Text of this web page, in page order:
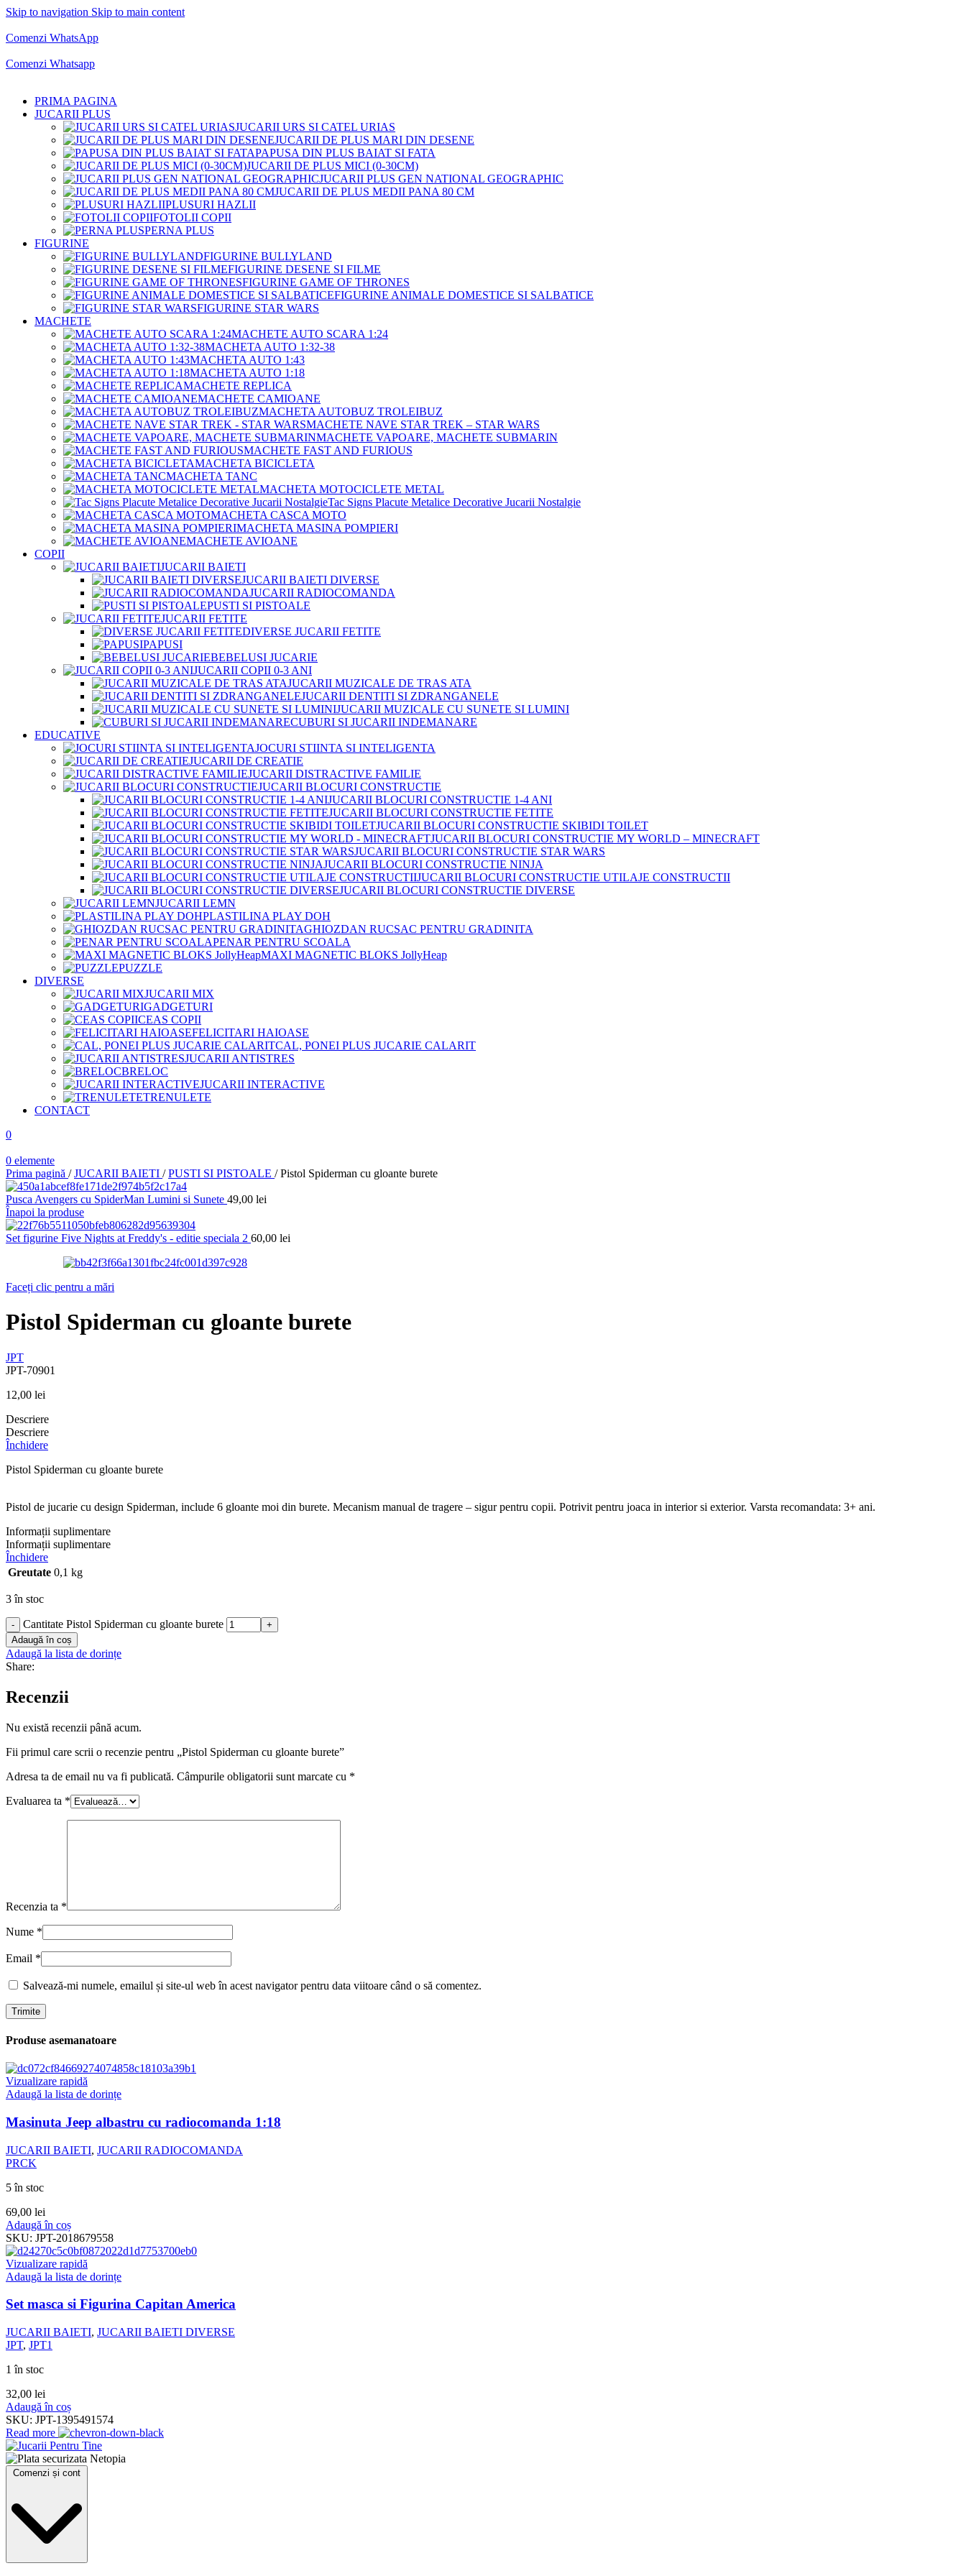
Skip to navigation Skip to main content
Comenzi WhatsApp
Comenzi Whatsapp
PRIMA PAGINA
JUCARII PLUS
JUCARII URS SI CATEL URIAS
JUCARII DE PLUS MARI DIN DESENE
PAPUSA DIN PLUS BAIAT SI FATA
JUCARII DE PLUS MICI (0-30CM)
JUCARII PLUS GEN NATIONAL GEOGRAPHIC
JUCARII DE PLUS MEDII PANA 80 CM
PLUSURI HAZLII
FOTOLII COPII
PERNA PLUS
FIGURINE
FIGURINE BULLYLAND
FIGURINE DESENE SI FILME
FIGURINE GAME OF THRONES
FIGURINE ANIMALE DOMESTICE SI SALBATICE
FIGURINE STAR WARS
MACHETE
MACHETE AUTO SCARA 1:24
MACHETA AUTO 1:32-38
MACHETA AUTO 1:43
MACHETA AUTO 1:18
MACHETE REPLICA
MACHETE CAMIOANE
MACHETA AUTOBUZ TROLEIBUZ
MACHETE NAVE STAR TREK – STAR WARS
MACHETE VAPOARE, MACHETE SUBMARIN
MACHETE FAST AND FURIOUS
MACHETA BICICLETA
MACHETA TANC
MACHETA MOTOCICLETE METAL
Tac Signs Placute Metalice Decorative Jucarii Nostalgie
MACHETA CASCA MOTO
MACHETA MASINA POMPIERI
MACHETE AVIOANE
COPII
JUCARII BAIETI
JUCARII BAIETI DIVERSE
JUCARII RADIOCOMANDA
PUSTI SI PISTOALE
JUCARII FETITE
DIVERSE JUCARII FETITE
PAPUSI
BEBELUSI JUCARIE
JUCARII COPII 0-3 ANI
JUCARII MUZICALE DE TRAS ATA
JUCARII DENTITI SI ZDRANGANELE
JUCARII MUZICALE CU SUNETE SI LUMINI
CUBURI SI JUCARII INDEMANARE
EDUCATIVE
JOCURI STIINTA SI INTELIGENTA
JUCARII DE CREATIE
JUCARII DISTRACTIVE FAMILIE
JUCARII BLOCURI CONSTRUCTIE
JUCARII BLOCURI CONSTRUCTIE 1-4 ANI
JUCARII BLOCURI CONSTRUCTIE FETITE
JUCARII BLOCURI CONSTRUCTIE SKIBIDI TOILET
JUCARII BLOCURI CONSTRUCTIE MY WORLD – MINECRAFT
JUCARII BLOCURI CONSTRUCTIE STAR WARS
JUCARII BLOCURI CONSTRUCTIE NINJA
JUCARII BLOCURI CONSTRUCTIE UTILAJE CONSTRUCTII
JUCARII BLOCURI CONSTRUCTIE DIVERSE
JUCARII LEMN
PLASTILINA PLAY DOH
GHIOZDAN RUCSAC PENTRU GRADINITA
PENAR PENTRU SCOALA
MAXI MAGNETIC BLOKS JollyHeap
PUZZLE
DIVERSE
JUCARII MIX
GADGETURI
CEAS COPII
FELICITARI HAIOASE
CAL, PONEI PLUS JUCARIE CALARIT
JUCARII ANTISTRES
BRELOC
JUCARII INTERACTIVE
TRENULETE
CONTACT
0
0 elemente
Prima pagină / JUCARII BAIETI / PUSTI SI PISTOALE / Pistol Spiderman cu gloante burete
Pusca Avengers cu SpiderMan Lumini si Sunete 49,00 lei
Înapoi la produse
Set figurine Five Nights at Freddy's - editie speciala 2 60,00 lei
Faceți clic pentru a mări
Pistol Spiderman cu gloante burete
JPT
JPT-70901
12,00 lei
Descriere
Descriere
Închidere
Pistol Spiderman cu gloante burete
Pistol de jucarie cu design Spiderman, include 6 gloante moi din burete. Mecanism manual de tragere – sigur pentru copii. Potrivit pentru joaca in interior si exterior. Varsta recomandata: 3+ ani.
Informații suplimentare
Informații suplimentare
Închidere
Greutate 0,1 kg
3 în stoc
- Cantitate Pistol Spiderman cu gloante burete
+
Adaugă în coș
Adaugă la lista de dorințe
Share:
Recenzii
Nu există recenzii până acum.
Fii primul care scrii o recenzie pentru „Pistol Spiderman cu gloante burete”
Adresa ta de email nu va fi publicată. Câmpurile obligatorii sunt marcate cu *
Evaluarea ta *
Recenzia ta *
Nume *
Email *
Salvează-mi numele, emailul și site-ul web în acest navigator pentru data viitoare când o să comentez.
Produse asemanatoare
Vizualizare rapidă
Adaugă la lista de dorințe
Masinuta Jeep albastru cu radiocomanda 1:18
JUCARII BAIETI, JUCARII RADIOCOMANDA
PRCK
5 în stoc
69,00 lei
Adaugă în coș
SKU: JPT-2018679558
Vizualizare rapidă
Adaugă la lista de dorințe
Set masca si Figurina Capitan America
JUCARII BAIETI, JUCARII BAIETI DIVERSE
JPT, JPT1
1 în stoc
32,00 lei
Adaugă în coș
SKU: JPT-1395491574
Read more
Comenzi și cont